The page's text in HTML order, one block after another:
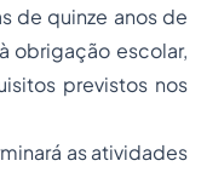
de quinze anos de
obrigação escolar,
previstos nos
as atividades